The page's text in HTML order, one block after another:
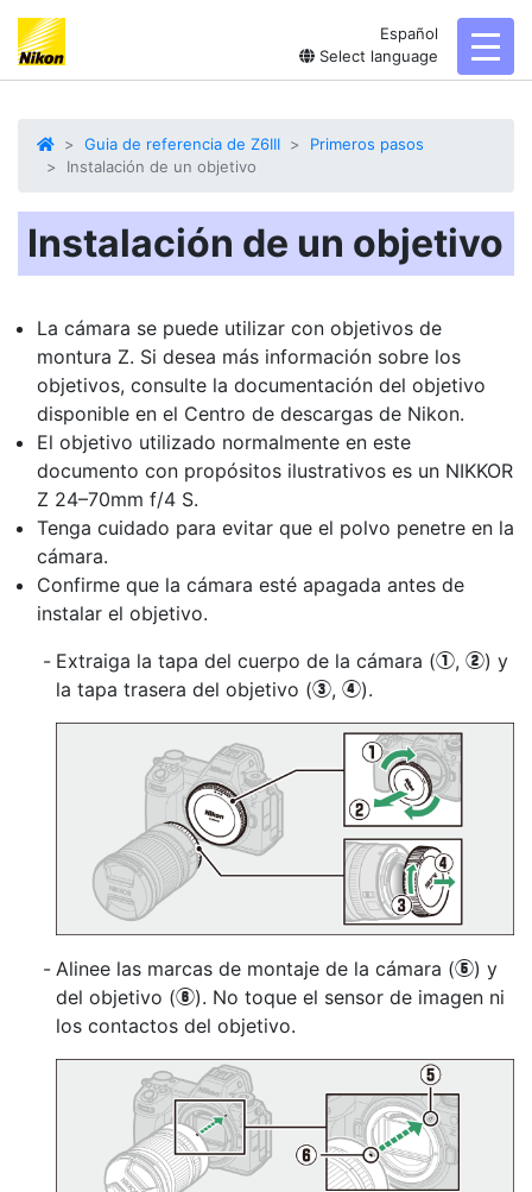
Español
Select language
Guia de referencia de Z6III
Primeros pasos
Instalación de un objetivo
Instalación de un objetivo
La cámara se puede utilizar con objetivos de
montura Z. Si desea más información sobre los
objetivos, consulte la documentación del objetivo
disponible en el Centro de descargas de Nikon.
El objetivo utilizado normalmente en este
documento con propósitos ilustrativos es un NIKKOR
Z 24–70mm f/4 S.
Tenga cuidado para evitar que el polvo penetre en la
cámara.
Confirme que la cámara esté apagada antes de
instalar el objetivo.
Extraiga la tapa del cuerpo de la cámara (q, w) y
la tapa trasera del objetivo (e, r).
Alinee las marcas de montaje de la cámara (t) y
del objetivo (y). No toque el sensor de imagen ni
los contactos del objetivo.